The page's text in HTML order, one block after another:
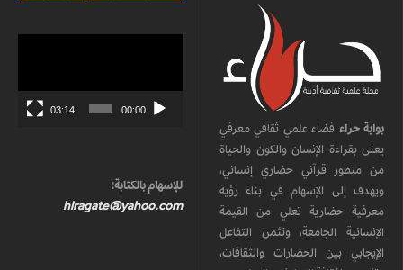
بوابة حراء فضاء علمي ثقافي معرفي
يعنى بقراءة الإنسان والكون والحياة
من منظور قرآني حضاري إنساني،
ويهدف إلى الإسهام في بناء رؤية
معرفية حضارية تعلي من القيمة
الإنسانية الجامعة، وتثمن التفاعل
الإيجابي بين الحضارات والثقافات،
00:00
03:14
للإسهام بالكتابة:
hiragate@yahoo.com